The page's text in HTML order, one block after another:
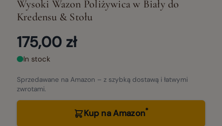
Wysoki Wazon Poliżywica w Biały do
Kredensu & Stołu
175,00 zł
In stock
Sprzedawane na Amazon – z szybką dostawą i łatwymi
zwrotami.
Kup na Amazon*